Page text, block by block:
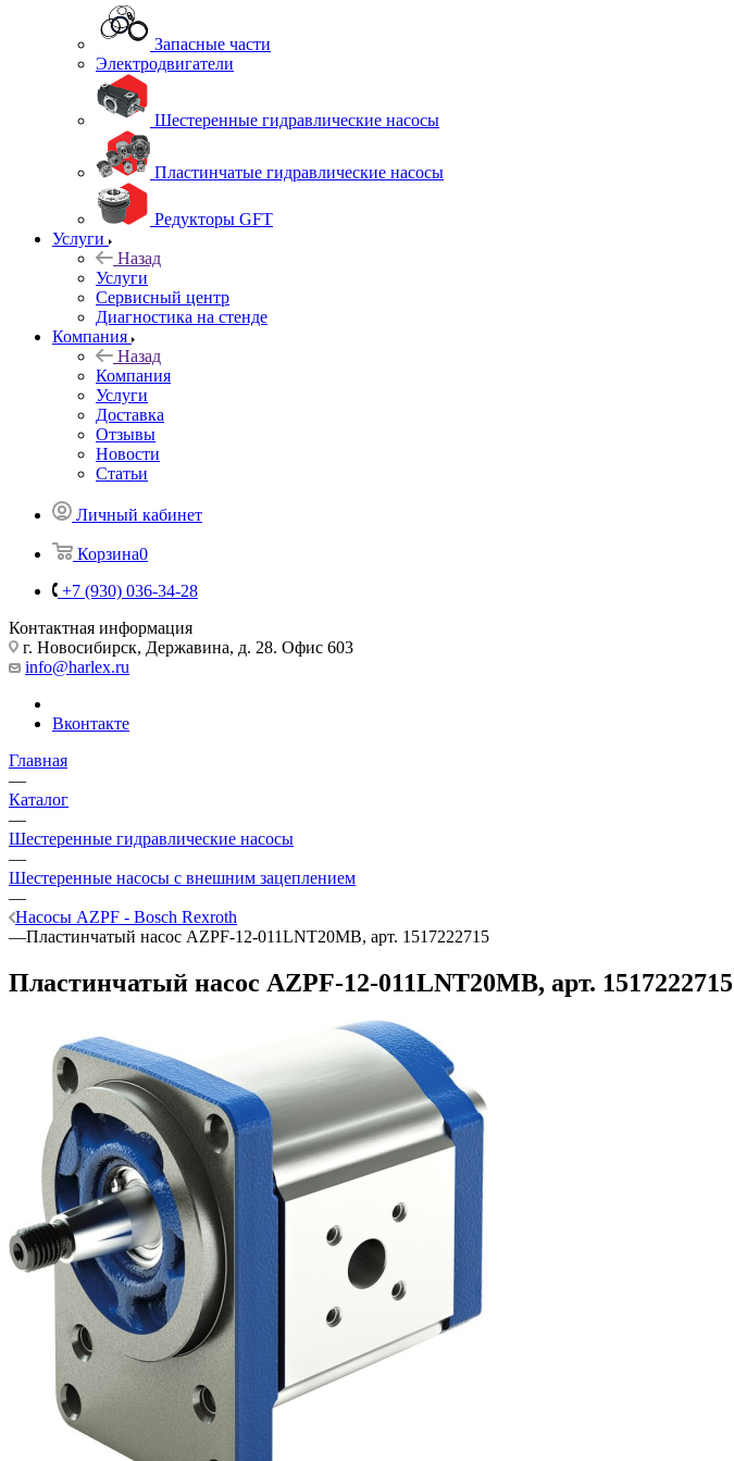
Запасные части
Электродвигатели
Шестеренные гидравлические насосы
Пластинчатые гидравлические насосы
Редукторы GFT
Услуги
Назад
Услуги
Сервисный центр
Диагностика на стенде
Компания
Назад
Компания
Услуги
Доставка
Отзывы
Новости
Статьи
Личный кабинет
Корзина0
+7 (930) 036-34-28
Контактная информация
г. Новосибирск, Державина, д. 28. Офис 603
info@harlex.ru
Вконтакте
Главная
—
Каталог
—
Шестеренные гидравлические насосы
—
Шестеренные насосы с внешним зацеплением
—
Насосы AZPF - Bosch Rexroth
—Пластинчатый насос AZPF-12-011LNT20MB, арт. 1517222715
Пластинчатый насос AZPF-12-011LNT20MB, арт. 1517222715